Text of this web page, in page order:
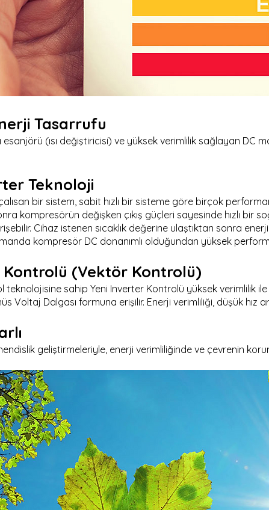
Tasarrufu
esanjörü (ısı değiştiricisi) ve yüksek verimlilik sağlayan
Teknoloji
bir sistem, sabit hızlı bir sisteme göre birçok
kompresörün değişken çıkış güçleri sayesinde hızlı bir
Cihaz istenen sıcaklık değerine ulaştıktan sonra
kompresör DC donanımlı olduğundan yüksek
(Vektör Kontrolü)
sahip Yeni Inverter Kontrolü yüksek verimlilik ile
Voltaj Dalgası formuna erişilir. Enerji verimliliği, düşük hız
geliştirmeleriyle, enerji verimliliğinde ve çevrenin